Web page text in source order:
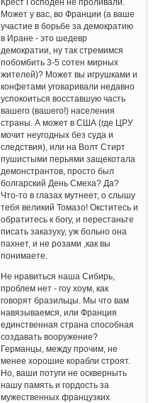
Может у вас, во Франции (а ваше
участие в борьбе за демократию
в Иране - это шедевр
демократии, ну так стремимся
побомбить 3-5 сотен мирных
жителей)? Может вы игрушками и
конфетами уговаривали недавно
успокоиться восставшую часть
вашего (вашего!) населения
страны. А может в США (где ЦРУ
мочит неугодных без суда и
следствия), или на Волт Стирт
пушистыми перьями защекотала
демонстрантов, просто был
болгарский День Смеха? Да?
Что-то в глазах мутнеет, о слышу
тебя великий Томазо! Окститесь и
обратитесь к богу, и перестаньте
писать заказуху, уж больно она
пахнет, и не розами ,как вы
понимаете.
Не нравиться наша Сибирь,
проблем нет - гоу хоум, как
говорят бразильцы. Мы что вам
навязываемся, или Франция
единственная страна способная
создавать вооружение?
Германцы, между прочим, не
менее хорошие корабли строят.
Но, ваши потуги не оскверныть
нашу память и гордость за
мужественных французких